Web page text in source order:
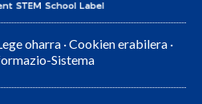
oharra ·Cookien erabilera ·
Sistema